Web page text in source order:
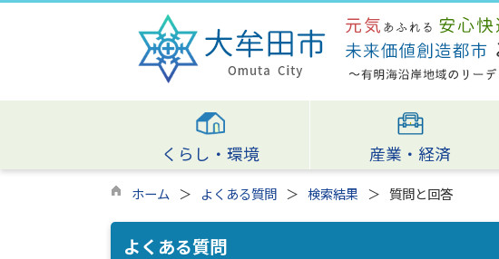
くらし・環境 産業・経済
ホーム よくある質問 検索結果 質問と回答
よくある質問